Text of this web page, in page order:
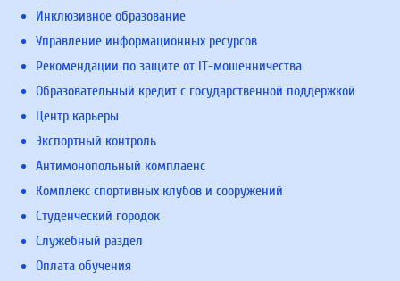
Инклюзивное образование
Управление информационных ресурсов
Рекомендации по защите от IT-мошенничества
Образовательный кредит с государственной поддержкой
Центр карьеры
Экспортный контроль
Антимонопольный комплаенс
Комплекс спортивных клубов и сооружений
Студенческий городок
Служебный раздел
Оплата обучения